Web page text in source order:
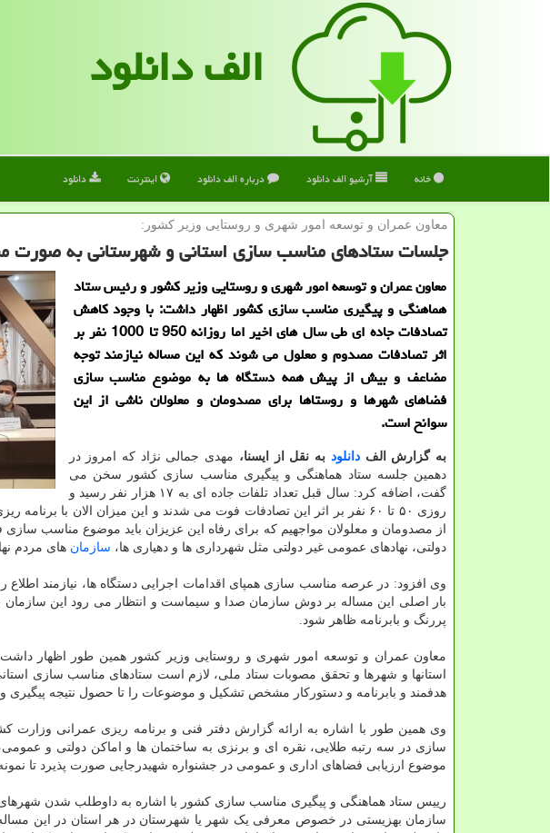
الف دانلود
خانه آرشیو الف دانلود درباره الف دانلود اینترنت دانلود
معاون عمران و توسعه امور شهری و روستایی وزیر كشور:
جلسات ستادهای مناسب سازی استانی و شهرستانی به صورت
معاون عمران و توسعه امور شهری و روستایی وزیر كشور و رئیس ستاد
هماهنگی و پیگیری مناسب سازی كشور اظهار داشت: با وجود كاهش
تصادفات جاده ای طی سال های اخیر اما روزانه 950 تا 1000 نفر بر
اثر تصادفات مصدوم و معلول می شوند كه این مساله نیازمند توجه
مضاعف و بیش از پیش همه دستگاه ها به موضوع مناسب سازی
فضاهای شهرها و روستاها برای مصدومان و معلولان ناشی از این
سوانح است.
به گزارش الفدانلود به نقل از ایسنا، مهدی جمالی نژاد که امروز در
دهمین جلسه ستاد هماهنگی و پیگیری مناسب سازی کشور سخن می
گفت، اضافه کرد: سال قبل تعداد تلفات جاده ای به ۱۷ هزار نفر رسید و
روزی ۵۰ تا ۶۰ نفر بر اثر این تصادفات فوت می شدند و این میزان الان با
از مصدومان و معلولان مواجهیم که برای رفاه این عزیزان باید موضوع مناسب
دولتی، نهادهای عمومی غیر دولتی مثل شهرداری ها و دهیاری ها، سازمان های مردم
وی افزود: در عرصه مناسب سازی همپای اقدامات اجرایی دستگاه ها، نیازمند
بار اصلی این مساله بر دوش سازمان صدا و سیماست و انتظار می رود این سازمان
پررنگ و بابرنامه ظاهر شود.
معاون عمران و توسعه امور شهری و روستایی وزیر کشور همین طور اظهار
استانها و شهرها و تحقق مصوبات ستاد ملی، لازم است ستادهای مناسب سازی
هدفمند و بابرنامه و دستورکار مشخص تشکیل و موضوعات را تا حصول نتیجه پیگیری
وی همین طور با اشاره به ارائه گزارش دفتر فنی و برنامه ریزی عمرانی
سازی در سه رتبه طلایی، نقره ای و برنزی به ساختمان ها و اماکن دولتی و
موضوع ارزیابی فضاهای اداری و عمومی در جشنواره شهیدرجایی صورت پذیرد تا
رییس ستاد هماهنگی و پیگیری مناسب سازی کشور با اشاره به داوطلب شدن شهرهای
سازمان بهزیستی در خصوص معرفی یک شهر یا شهرستان در هر استان در این